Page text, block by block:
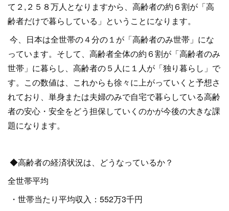
て２,２５８万人となりますから、高齢者の約６割が「高
齢者だけで暮らしている」ということになります。
今、日本は全世帯の４分の１が「高齢者のみ世帯」にな
っています。そして、高齢者全体の約６割が「高齢者のみ
世帯」に暮らし、高齢者の５人に１人が「独り暮らし」で
す。この数値は、これからも徐々に上がっていくと予想さ
れており、単身または夫婦のみで自宅で暮らしている高齢
者の安心・安全をどう担保していくのかが今後の大きな課
題になります。
◆高齢者の経済状況は、どうなっているか？
全世帯平均
・世帯当たり平均収入：552万3千円